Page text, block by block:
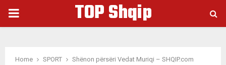
PRIMARY
TOP Shqip
Home SPORT Shënon përsëri Vedat Muriqi – SHQIP.com